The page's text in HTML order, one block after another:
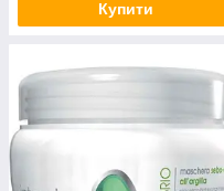
Купити